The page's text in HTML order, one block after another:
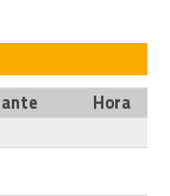
Hora